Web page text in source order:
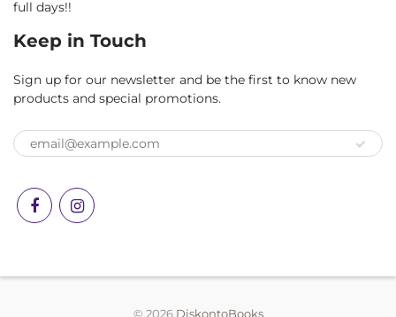
full days!!
Keep in Touch
Sign up for our newsletter and be the first to know new
products and special promotions.
© 2026 DiskontoBooks